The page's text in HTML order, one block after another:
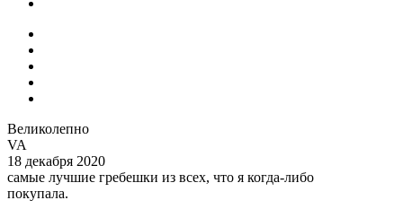
Великолепно
VA
18 декабря 2020
самые лучшие гребешки из всех, что я когда-либо
покупала.